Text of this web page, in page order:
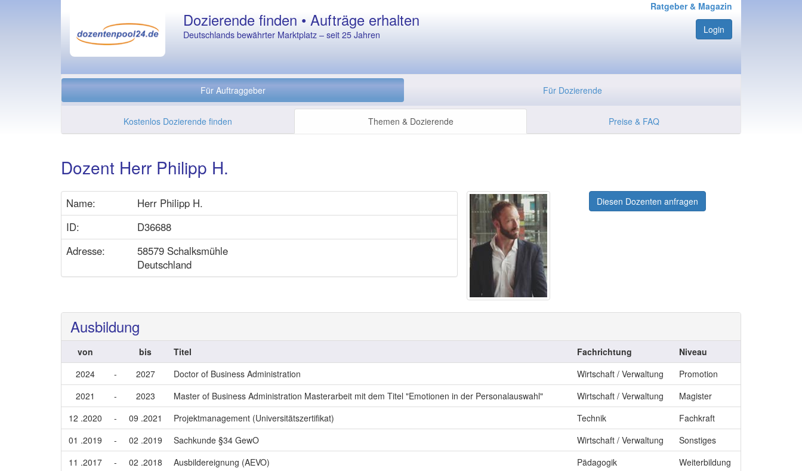
Dozierende finden • Aufträge erhalten
Deutschlands bewährter Marktplatz – seit 25 Jahren
Ratgeber & Magazin
Login
Für Auftraggeber Für Dozierende
Kostenlos Dozierende finden Themen & Dozierende Preise & FAQ
Dozent Herr Philipp H.
Name:
Herr Philipp H.
ID:
D36688
Adresse:
58579 Schalksmühle
Deutschland
Diesen Dozenten anfragen
Ausbildung
von bis Titel Fachrichtung
Niveau
2024
- 2027 Doctor of Business Administration Wirtschaft / Verwaltung
Promotion
2021
- 2023 Master of Business Administration Masterarbeit mit dem Titel "Emotionen in der Personalauswahl" Wirtschaft / Verwaltung
Magister
12 .2020
- 09 .2021 Projektmanagement (Universitätszertifikat) Technik
Fachkraft
01 .2019
- 02 .2019 Sachkunde §34 GewO Wirtschaft / Verwaltung
Sonstiges
11 .2017
- 02 .2018 Ausbildereignung (AEVO) Pädagogik Weiterbildung